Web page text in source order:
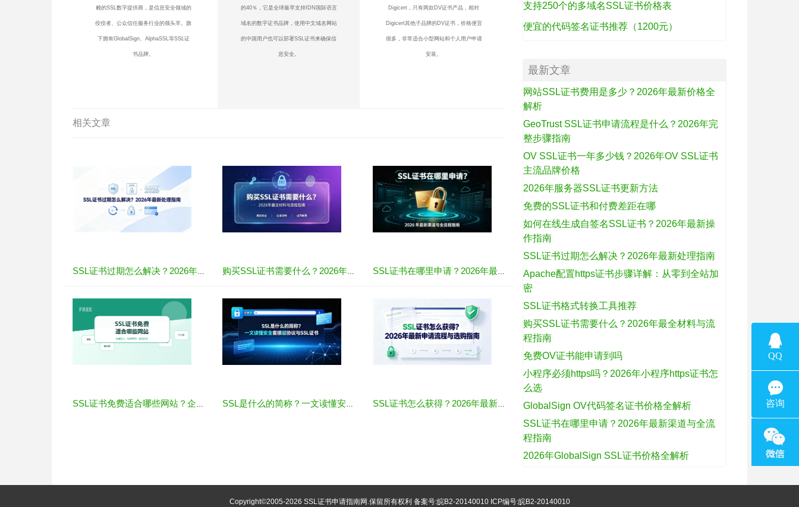
赖的SSL数字提供商，是信息安全领域的
佼佼者、公众信任服务行业的领头羊。旗
下拥有GlobalSign、AlphaSSL等SSL证
书品牌。
的40％，它是全球最早支持IDN国际语言
域名的数字证书品牌，使用中文域名网站
的中国用户也可以部署SSL证书来确保信
息安全。
Digicert，只有两款DV证书产品，相对
Digicert其他子品牌的DV证书，价格便宜
很多，非常适合小型网站和个人用户申请
安装。
相关文章
SSL证书在哪里申请？2026年最新渠道与全流程指南
SSL证书怎么获得？2026年最新申请流程与选购指南
支持250个的多域名SSL证书价格表
便宜的代码签名证书推荐（1200元）
最新文章
网站SSL证书费用是多少？2026年最新价格全
解析
GeoTrust SSL证书申请流程是什么？2026年完
整步骤指南
OV SSL证书一年多少钱？2026年OV SSL证书
主流品牌价格
2026年服务器SSL证书更新方法
免费的SSL证书和付费差距在哪
如何在线生成自签名SSL证书？2026年最新操
作指南
SSL证书过期怎么解决？2026年最新处理指南
Apache配置https证书步骤详解：从零到全站加
密
SSL证书格式转换工具推荐
购买SSL证书需要什么？2026年最全材料与流
程指南
免费OV证书能申请到吗
小程序必须https吗？2026年小程序https证书怎
么选
GlobalSign OV代码签名证书价格全解析
SSL证书在哪里申请？2026年最新渠道与全流
程指南
2026年GlobalSign SSL证书价格全解析
Copyright©2005-2026 SSL证书申请指南网 .保留所有权利 备案号:皖B2-20140010ICP编号:皖B2-20140010